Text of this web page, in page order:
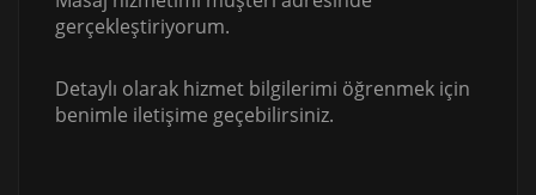
gerçekleştiriyorum.
Detaylı olarak hizmet bilgilerimi öğrenmek için
benimle iletişime geçebilirsiniz.